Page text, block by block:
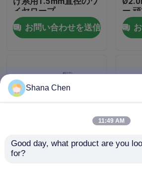
工場旅行
品質管理
私達に連絡しなさい
引用を要求しなさい
イヤロープ
お問い合わせを送信
ー
耐久性のある調整可能
Shana Chen
11:49 AM
Good day, what product are you
for?